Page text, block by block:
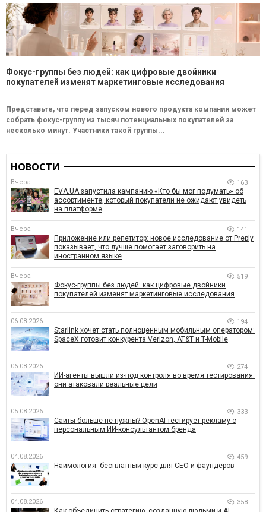
Фокус-группы без людей: как цифровые двойники
покупателей изменят маркетинговые исследования
Представьте, что перед запуском нового продукта компания может
собрать фокус-группу из тысяч потенциальных покупателей за
несколько минут. Участники такой группы...
НОВОСТИ
Вчера 163
EVA.UA запустила кампанию «Кто бы мог подумать» об
ассортименте, который покупатели не ожидают увидеть
на платформе
Вчера 141
Приложение или репетитор: новое исследование от Preply
показывает, что лучше помогает заговорить на
иностранном языке
Вчера 519
Фокус-группы без людей: как цифровые двойники
покупателей изменят маркетинговые исследования
06.08.2026 194
Starlink хочет стать полноценным мобильным оператором:
SpaceX готовит конкурента Verizon, AT&T и T-Mobile
06.08.2026 274
ИИ-агенты вышли из-под контроля во время тестирования:
они атаковали реальные цели
05.08.2026 333
Сайты больше не нужны? OpenAI тестирует рекламу с
персональным ИИ-консультантом бренда
04.08.2026 459
Наймология: бесплатный курс для CEO и фаундеров
04.08.2026 358